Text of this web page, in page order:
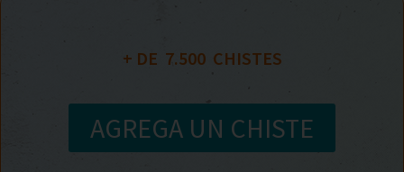
+ DE 7.500
  CHISTES
AGREGA UN CHISTE